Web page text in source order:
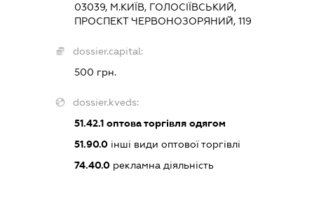
03039, М.КИЇВ, ГОЛОСІЇВСЬКИЙ,
ПРОСПЕКТ ЧЕРВОНОЗОРЯНИЙ, 119
dossier.capital:
500 грн.
dossier.kveds:
51.42.1оптова торгівля одягом
51.90.0інші види оптової торгівлі
74.40.0рекламна діяльність